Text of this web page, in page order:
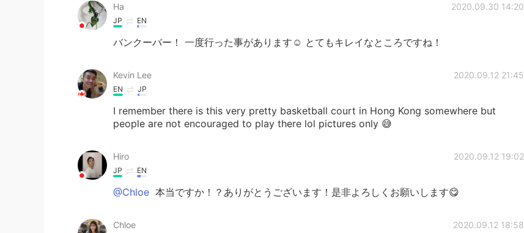
Ha 2020.09.30 14:20
JP EN
バンクーバー！ 一度行った事があります☺️ とてもキレイなところですね！
Kevin Lee 2020.09.12 21:45
EN JP
I remember there is this very pretty basketball court in Hong Kong somewhere but
people are not encouraged to play there lol pictures only 😅
Hiro 2020.09.12 19:02
JP EN
@Chloe 本当ですか！？ありがとうございます！是非よろしくお願いします😋
Chloe 2020.09.12 18:58